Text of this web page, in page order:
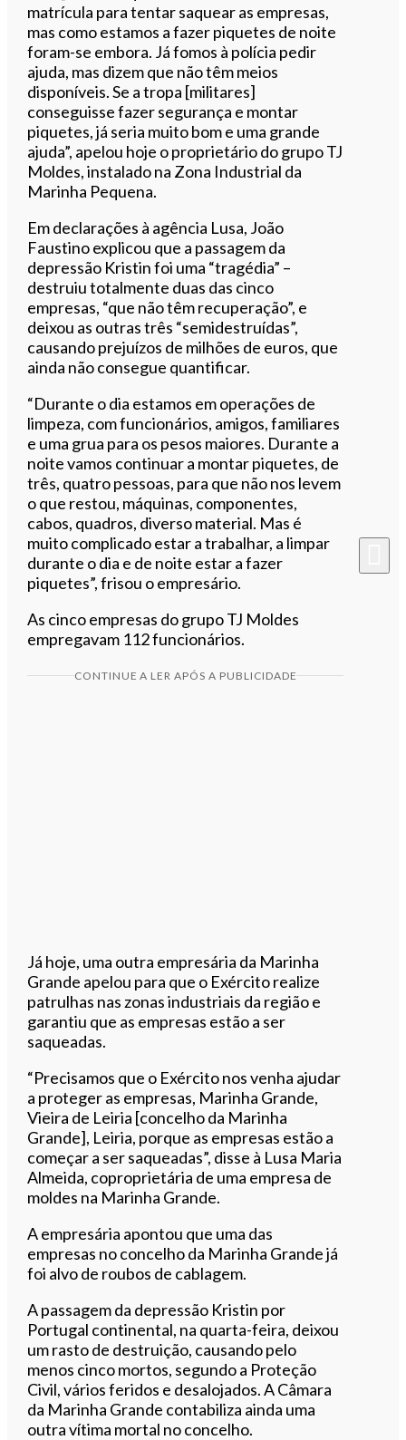
matrícula para tentar saquear as empresas,
mas como estamos a fazer piquetes de noite
foram-se embora. Já fomos à polícia pedir
ajuda, mas dizem que não têm meios
disponíveis. Se a tropa [militares]
conseguisse fazer segurança e montar
piquetes, já seria muito bom e uma grande
ajuda”, apelou hoje o proprietário do grupo TJ
Moldes, instalado na Zona Industrial da
Marinha Pequena.
Em declarações à agência Lusa, João
Faustino explicou que a passagem da
depressão Kristin foi uma “tragédia” –
destruiu totalmente duas das cinco
empresas, “que não têm recuperação”, e
deixou as outras três “semidestruídas”,
causando prejuízos de milhões de euros, que
ainda não consegue quantificar.
“Durante o dia estamos em operações de
limpeza, com funcionários, amigos, familiares
e uma grua para os pesos maiores. Durante a
noite vamos continuar a montar piquetes, de
três, quatro pessoas, para que não nos levem
o que restou, máquinas, componentes,
cabos, quadros, diverso material. Mas é
muito complicado estar a trabalhar, a limpar
durante o dia e de noite estar a fazer
piquetes”, frisou o empresário.
As cinco empresas do grupo TJ Moldes
empregavam 112 funcionários.
CONTINUE A LER APÓS A PUBLICIDADE
Já hoje, uma outra empresária da Marinha
Grande apelou para que o Exército realize
patrulhas nas zonas industriais da região e
garantiu que as empresas estão a ser
saqueadas.
“Precisamos que o Exército nos venha ajudar
a proteger as empresas, Marinha Grande,
Vieira de Leiria [concelho da Marinha
Grande], Leiria, porque as empresas estão a
começar a ser saqueadas”, disse à Lusa Maria
Almeida, coproprietária de uma empresa de
moldes na Marinha Grande.
A empresária apontou que uma das
empresas no concelho da Marinha Grande já
foi alvo de roubos de cablagem.
A passagem da depressão Kristin por
Portugal continental, na quarta-feira, deixou
um rasto de destruição, causando pelo
menos cinco mortos, segundo a Proteção
Civil, vários feridos e desalojados. A Câmara
da Marinha Grande contabiliza ainda uma
outra vítima mortal no concelho.